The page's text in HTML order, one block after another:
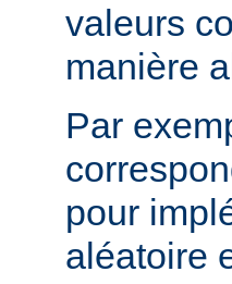
valeurs
manière
Par
pour
aléatoire